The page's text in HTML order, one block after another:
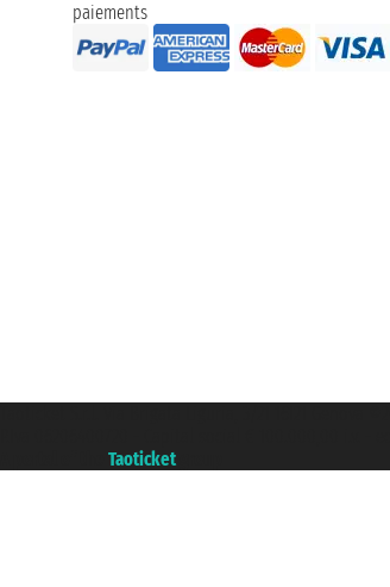
paiements
Taoticket